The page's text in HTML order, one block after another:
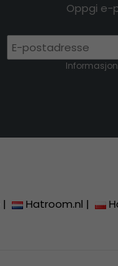
Oppgi e-
| Hatroom.nl |